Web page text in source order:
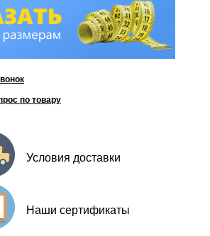
по товару
Условия доставки
Наши сертификаты